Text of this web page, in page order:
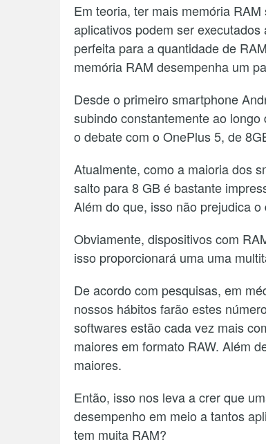
Em teoria, ter mais memória
aplicativos podem ser
perfeita para a quantidade de
memória RAM desempenha um
Desde o primeiro smartphone
subindo constantemente ao
o debate com o OnePlus 5, de
Atualmente, como a maioria dos
salto para 8 GB é bastante
Além do que, isso não prejudica
Obviamente, dispositivos com
isso proporcionará uma uma
De acordo com pesquisas, em
nossos hábitos farão estes
softwares estão cada vez mais
maiores em formato RAW. Além
maiores.
Então, isso nos leva a crer que
desempenho em meio a tantos
tem muita RAM?